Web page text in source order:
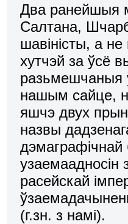
Два ранейшыя
Салтана,
шавіністы, а
хутчэй за ўсё
разьмешчаныя
нашым сайце,
яшчэ двух
назвы
дэмаграфічнай
расейскай
(г.зн. з намі).